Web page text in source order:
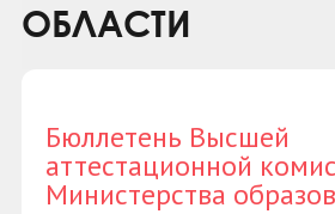
ОБЛАСТИ
Бюллетень Высшей
аттестационной
Министерства